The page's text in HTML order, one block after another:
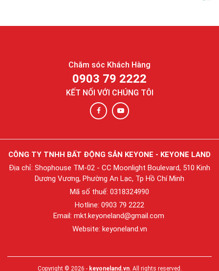
CÔNG TY TNHH BẤT ĐỘNG SẢN KEYONE - KEYONE LAND
Địa chỉ: Shophouse TM-02 - CC Moonlight Boulevard, 510 Kinh
Dương Vương, Phường An Lạc, Tp Hồ Chí Minh
Mã số thuế: 0318324990
Hotline: 0903 79 2222
Email: mkt.keyoneland@gmail.com
Website: keyoneland.vn
Chăm sóc Khách Hàng
0903 79 2222
KẾT NỐI VỚI CHÚNG TÔI
Copyright © 2026 - keyoneland.vn. All rights reserved.